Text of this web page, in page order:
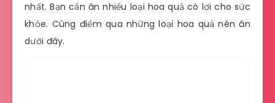
nhất. Bạn cần ăn nhiều loại hoa quả có lợi cho sức
khỏe. Cùng điểm qua những loại hoa quả nên ăn
dưới đây.